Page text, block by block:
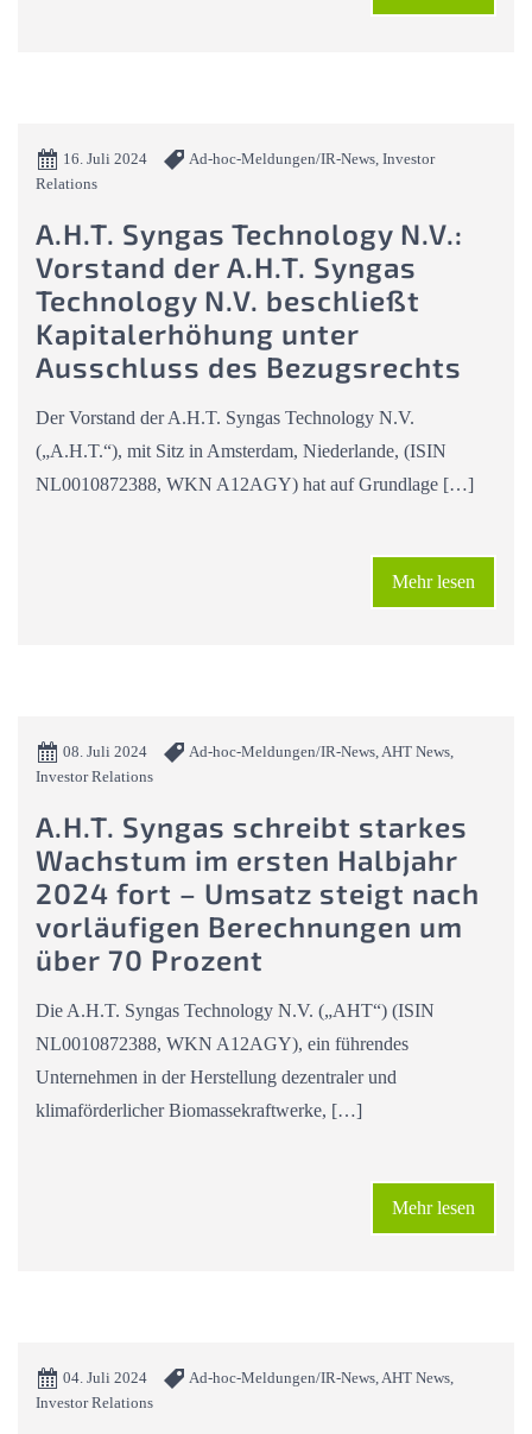
16. Juli 2024
Ad-hoc-Meldungen/IR-News, Investor
Relations
A.H.T. Syngas Technology N.V.:
Vorstand der A.H.T. Syngas
Technology N.V. beschließt
Kapitalerhöhung unter
Ausschluss des Bezugsrechts
Der Vorstand der A.H.T. Syngas Technology N.V.
(„A.H.T.“), mit Sitz in Amsterdam, Niederlande, (ISIN
NL0010872388, WKN A12AGY) hat auf Grundlage […]
Mehr lesen
08. Juli 2024
Ad-hoc-Meldungen/IR-News, AHT News,
Investor Relations
A.H.T. Syngas schreibt starkes
Wachstum im ersten Halbjahr
2024 fort – Umsatz steigt nach
vorläufigen Berechnungen um
über 70 Prozent
Die A.H.T. Syngas Technology N.V. („AHT“) (ISIN
NL0010872388, WKN A12AGY), ein führendes
Unternehmen in der Herstellung dezentraler und
klimaförderlicher Biomassekraftwerke, […]
Mehr lesen
04. Juli 2024
Ad-hoc-Meldungen/IR-News, AHT News,
Investor Relations